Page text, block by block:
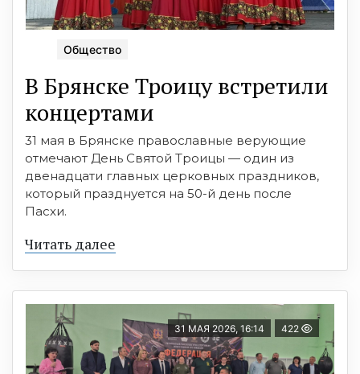
Общество
В Брянске Троицу встретили
концертами
31 мая в Брянске православные верующие
отмечают День Святой Троицы — один из
двенадцати главных церковных праздников,
который празднуется на 50-й день после
Пасхи.
Читать далее
31 МАЯ 2026, 16:14 422